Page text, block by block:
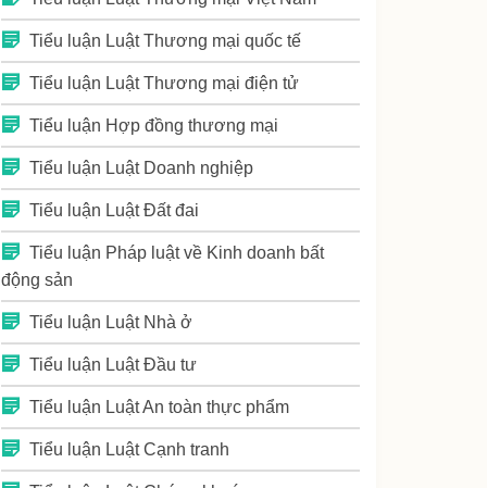
Tiểu luận Luật Thương mại quốc tế
Tiểu luận Luật Thương mại điện tử
Tiểu luận Hợp đồng thương mại
Tiểu luận Luật Doanh nghiệp
Tiểu luận Luật Đất đai
Tiểu luận Pháp luật về Kinh doanh bất
động sản
Tiểu luận Luật Nhà ở
Tiểu luận Luật Đầu tư
Tiểu luận Luật An toàn thực phẩm
Tiểu luận Luật Cạnh tranh